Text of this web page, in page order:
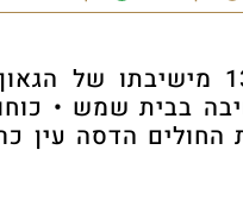
טרגדיה קשה: נקבע מותו של הנער החרדי
בבית שמש •
החולים הדסה עין